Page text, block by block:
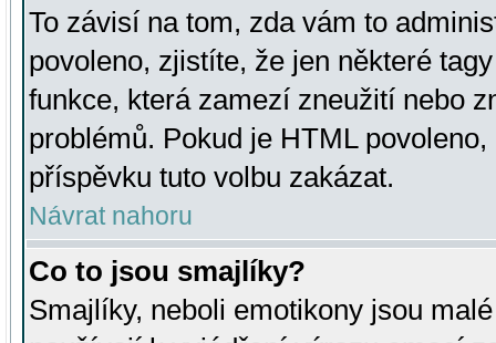
To závisí na tom, zda vám to
povoleno, zjistíte, že jen některé
funkce, která zamezí zneužití nebo
problémů. Pokud je HTML
příspěvku tuto volbu zakázat.
Návrat nahoru
Co to jsou smajlíky?
Smajlíky, neboli emotikony jsou